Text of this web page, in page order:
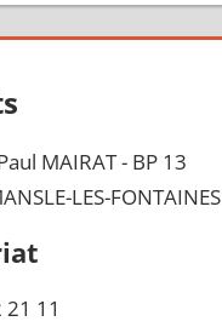
MAIRAT - BP 13
LES-FONTAINES
11